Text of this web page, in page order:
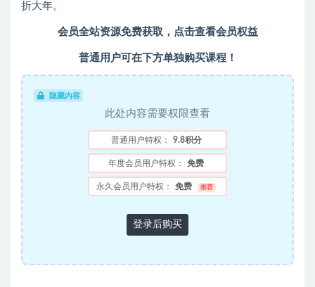
折大年。
会员全站资源免费获取，点击查看会员权益
普通用户可在下方单独购买课程！
隐藏内容
此处内容需要权限查看
普通用户特权： 9.8积分
年度会员用户特权： 免费
永久会员用户特权： 免费 推荐
登录后购买